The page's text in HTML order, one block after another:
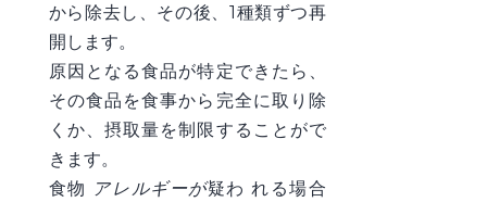
から除去し、その後、1種類ずつ再
開します。
原因となる食品が特定できたら、
その食品を食事から完全に取り除
くか、摂取量を制限することがで
きます。
食物
アレルギーが疑わ れる場合